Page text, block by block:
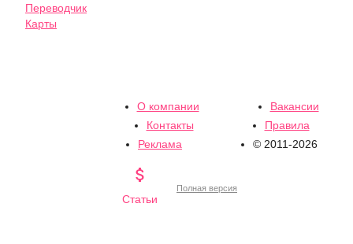
Переводчик
Карты
О компании
Вакансии
Контакты
Правила
Реклама
© 2011-2026

Статьи
Полная версия